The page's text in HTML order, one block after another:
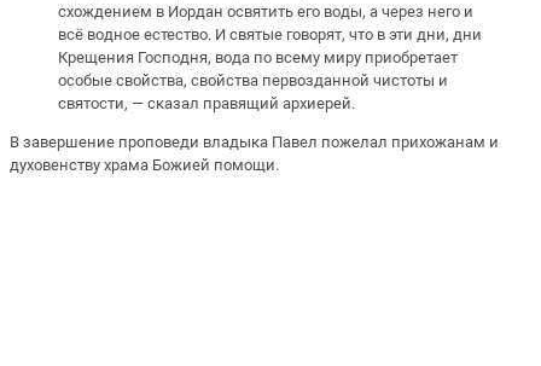
схождением в Иордан освятить его воды, а через него и
всё водное естество. И святые говорят, что в эти дни, дни
Крещения Господня, вода по всему миру приобретает
особые свойства, свойства первозданной чистоты и
святости, — сказал правящий архиерей.
В завершение проповеди владыка Павел пожелал прихожанам и
духовенству храма Божией помощи.